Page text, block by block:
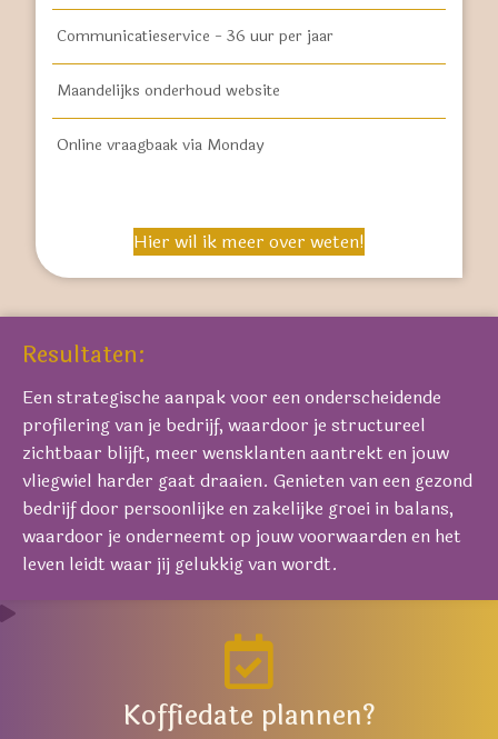
Communicatieservice - 36 uur per jaar
Maandelijks onderhoud website
Online vraagbaak via Monday
Hier wil ik meer over weten!
Resultaten:
Een strategische aanpak voor een onderscheidende
profilering van je bedrijf, waardoor je structureel
zichtbaar blijft, meer wensklanten aantrekt en jouw
vliegwiel harder gaat draaien. Genieten van een gezond
bedrijf door persoonlijke en zakelijke groei in balans,
waardoor je onderneemt op jouw voorwaarden en het
leven leidt waar jij gelukkig van wordt.
Koffiedate plannen?